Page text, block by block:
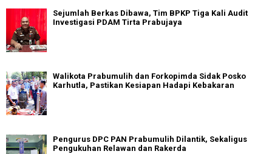
Sejumlah Berkas Dibawa, Tim BPKP Tiga Kali Audit
Investigasi PDAM Tirta Prabujaya
Walikota Prabumulih dan Forkopimda Sidak Posko
Karhutla, Pastikan Kesiapan Hadapi Kebakaran
Pengurus DPC PAN Prabumulih Dilantik, Sekaligus
Pengukuhan Relawan dan Rakerda